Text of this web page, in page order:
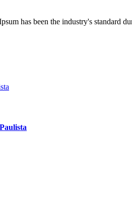
has been the industry's standard